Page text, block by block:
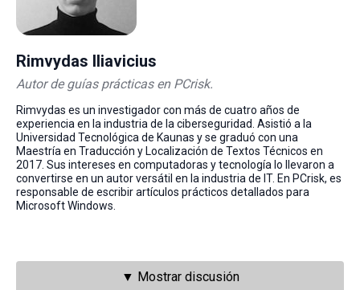
Rimvydas Iliavicius
Autor de guías prácticas en PCrisk.
Rimvydas es un investigador con más de cuatro años de
experiencia en la industria de la ciberseguridad. Asistió a la
Universidad Tecnológica de Kaunas y se graduó con una
Maestría en Traducción y Localización de Textos Técnicos en
2017. Sus intereses en computadoras y tecnología lo llevaron a
convertirse en un autor versátil en la industria de IT. En PCrisk, es
responsable de escribir artículos prácticos detallados para
Microsoft Windows.
▼ Mostrar discusión